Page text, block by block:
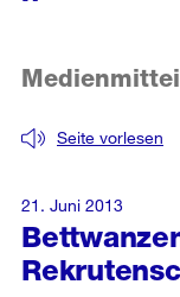
Seite vorlesen
21. Juni 2013